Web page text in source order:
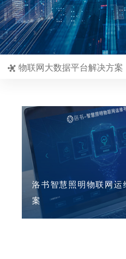
物联网大数据平台解决方案
洛书智慧照明物联网运
案